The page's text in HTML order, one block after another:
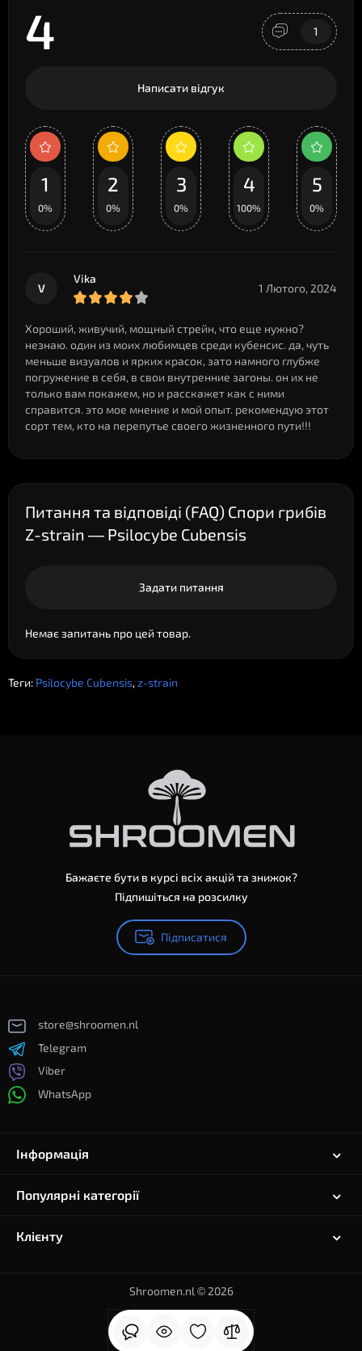
4 1
Написати відгук
1
0%
2
0%
3
0%
4
100%
5
0%
V
Vika
1 Лютого, 2024
Хороший, живучий, мощный стрейн, что еще нужно?
незнаю. один из моих любимцев среди кубенсис. да, чуть
меньше визуалов и ярких красок, зато намного глубже
погружение в себя, в свои внутренние загоны. он их не
только вам покажем, но и расскажет как с ними
справится. это мое мнение и мой опыт. рекомендую этот
сорт тем, кто на перепутье своего жизненного пути!!!
Питання та відповіді (FAQ) Спори грибів
Z-strain — Psilocybe Cubensis
Задати питання
Немає запитань про цей товар.
Теги: Psilocybe Cubensis,z-strain
Бажаєте бути в курсі всіх акцій та знижок?
Підпишіться на розсилку
Підписатися
store@shroomen.nl
Telegram
Viber
WhatsApp
Інформація
Популярні категорії
Клієнту
Shroomen.nl © 2026